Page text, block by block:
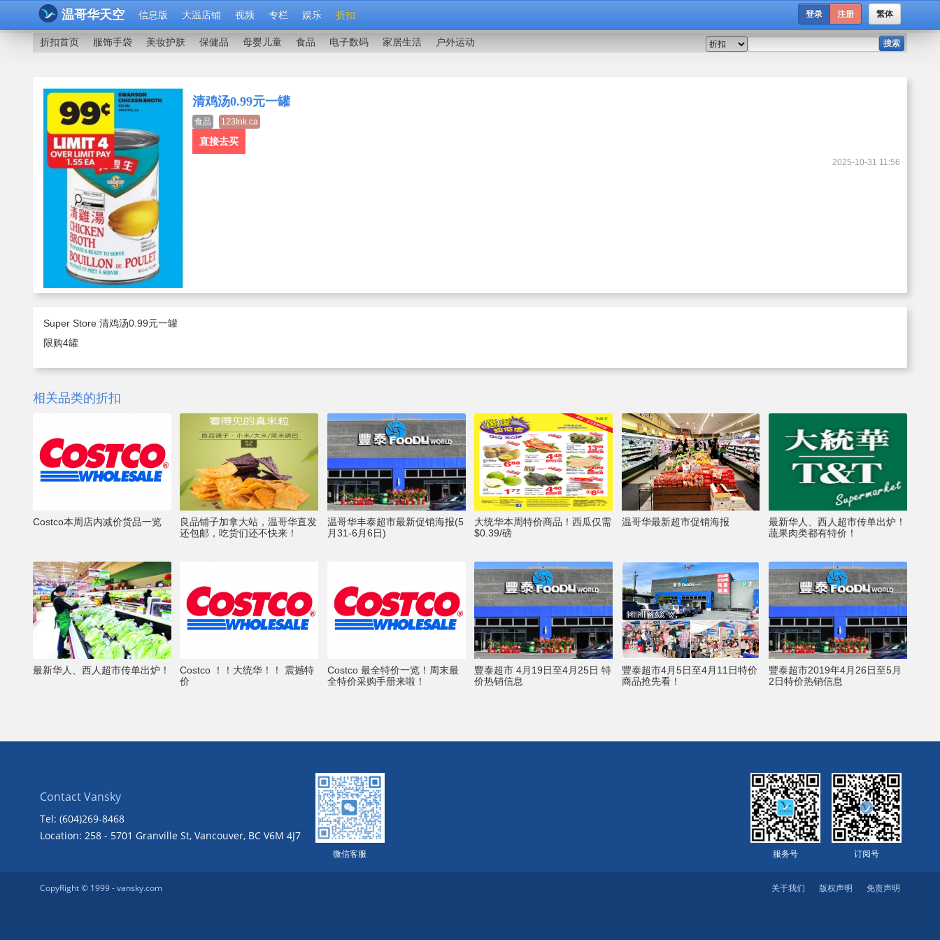
温哥华天空 信息版 大温店铺 视频 专栏 娱乐 折扣 繁体
登录 注册
折扣首页 服饰手袋 美妆护肤 保健品 母婴儿童 食品 电子数码 家居生活 户外运动 搜索
清鸡汤0.99元一罐
食品 123Ink.ca
直接去买
2025-10-31 11:56
Super Store 清鸡汤0.99元一罐
限购4罐
相关品类的折扣
Costco本周店内减价货品一览
良品铺子加拿大站，温哥华直发
还包邮，吃货们还不快来！
温哥华丰泰超市最新促销海报(5
月31-6月6日)
大统华本周特价商品！西瓜仅需
$0.39/磅
温哥华最新超市促销海报
最新华人、西人超市传单出炉！
蔬果肉类都有特价！
最新华人、西人超市传单出炉！
Costco ！！大统华！！ 震撼特
价
Costco 最全特价一览！周末最
全特价采购手册来啦！
豐泰超市 4月19日至4月25日 特
价热销信息
豐泰超市4月5日至4月11日特价
商品抢先看！
豐泰超市2019年4月26日至5月
2日特价热销信息
Contact Vansky
Tel: (604)269-8468
Location: 258 - 5701 Granville St, Vancouver, BC V6M 4J7
微信客服 订阅号
服务号
CopyRight © 1999 -vansky.com 免责声明
版权声明
关于我们